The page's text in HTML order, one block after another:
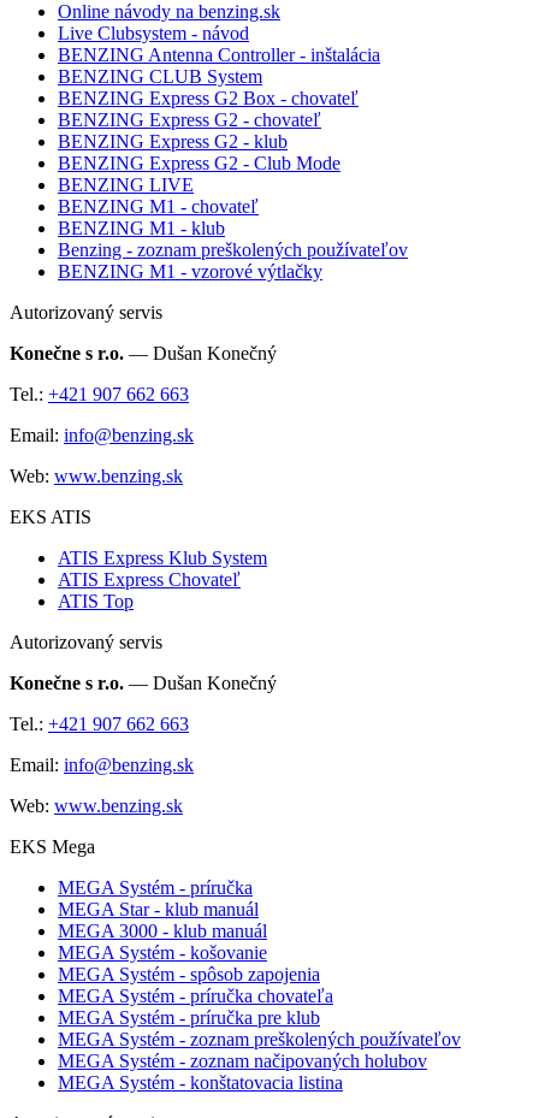
Online návody na benzing.sk
Live Clubsystem - návod
BENZING Antenna Controller - inštalácia
BENZING CLUB System
BENZING Express G2 Box - chovateľ
BENZING Express G2 - chovateľ
BENZING Express G2 - klub
BENZING Express G2 - Club Mode
BENZING LIVE
BENZING M1 - chovateľ
BENZING M1 - klub
Benzing - zoznam preškolených používateľov
BENZING M1 - vzorové výtlačky
Autorizovaný servis
Konečne s r.o. — Dušan Konečný
Tel.: +421 907 662 663
Email: info@benzing.sk
Web: www.benzing.sk
EKS ATIS
ATIS Express Klub System
ATIS Express Chovateľ
ATIS Top
Autorizovaný servis
Konečne s r.o. — Dušan Konečný
Tel.: +421 907 662 663
Email: info@benzing.sk
Web: www.benzing.sk
EKS Mega
MEGA Systém - príručka
MEGA Star - klub manuál
MEGA 3000 - klub manuál
MEGA Systém - košovanie
MEGA Systém - spôsob zapojenia
MEGA Systém - príručka chovateľa
MEGA Systém - príručka pre klub
MEGA Systém - zoznam preškolených používateľov
MEGA Systém - zoznam načipovaných holubov
MEGA Systém - konštatovacia listina